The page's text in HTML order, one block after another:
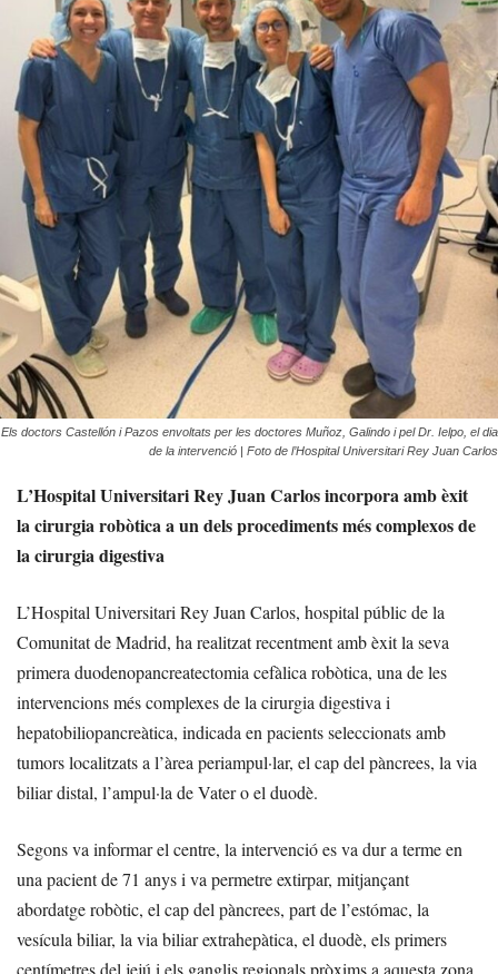
Els doctors Castellón i Pazos envoltats per les doctores Muñoz, Galindo i pel Dr. Ielpo, el dia
de la intervenció | Foto de l’Hospital Universitari Rey Juan Carlos
L’Hospital Universitari Rey Juan Carlos incorpora amb èxit
la cirurgia robòtica a un dels procediments més complexos de
la cirurgia digestiva
L’Hospital Universitari Rey Juan Carlos, hospital públic de la
Comunitat de Madrid, ha realitzat recentment amb èxit la seva
primera duodenopancreatectomia cefàlica robòtica, una de les
intervencions més complexes de la cirurgia digestiva i
hepatobiliopancreàtica, indicada en pacients seleccionats amb
tumors localitzats a l’àrea periampul·lar, el cap del pàncrees, la via
biliar distal, l’ampul·la de Vater o el duodè.
Segons va informar el centre, la intervenció es va dur a terme en
una pacient de 71 anys i va permetre extirpar, mitjançant
abordatge robòtic, el cap del pàncrees, part de l’estómac, la
vesícula biliar, la via biliar extrahepàtica, el duodè, els primers
centímetres del jejú i els ganglis regionals pròxims a aquesta zona